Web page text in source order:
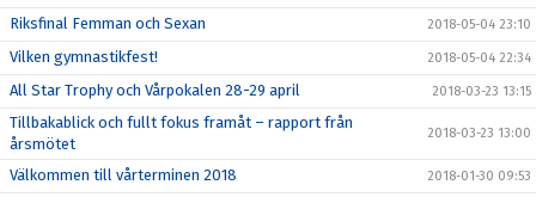
Riksfinal Femman och Sexan 2018-05-04 23:10
Vilken gymnastikfest! 2018-05-04 22:34
All Star Trophy och Vårpokalen 28-29 april 2018-03-23 13:15
Tillbakablick och fullt fokus framåt – rapport från
årsmötet
2018-03-23 13:00
Välkommen till vårterminen 2018 2018-01-30 09:53